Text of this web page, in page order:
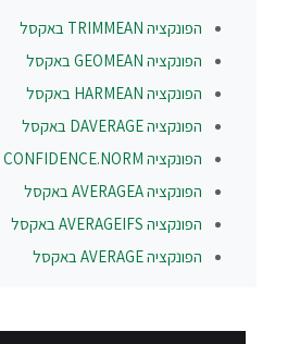
הפונקציה TRIMMEAN באקסל
הפונקציה GEOMEAN באקסל
הפונקציה HARMEAN באקסל
הפונקציהDAVERAGE באקסל
הפונקציה CONFIDENCE.NORM
הפונקציהAVERAGEA באקסל
הפונקציה AVERAGEIFS באקסל
הפונקציהAVERAGE באקסל